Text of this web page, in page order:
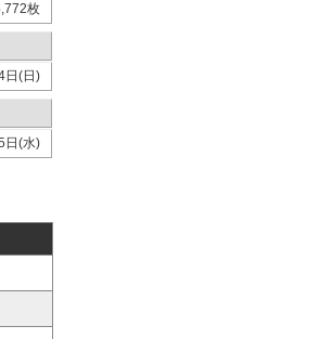
枚
日(日)
日(水)